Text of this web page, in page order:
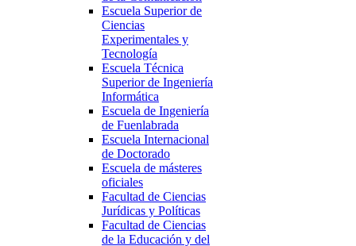
Escuela Superior de
Ciencias
Experimentales y
Tecnología
Escuela Técnica
Superior de Ingeniería
Informática
Escuela de Ingeniería
de Fuenlabrada
Escuela Internacional
de Doctorado
Escuela de másteres
oficiales
Facultad de Ciencias
Jurídicas y Políticas
Facultad de Ciencias
de la Educación y del